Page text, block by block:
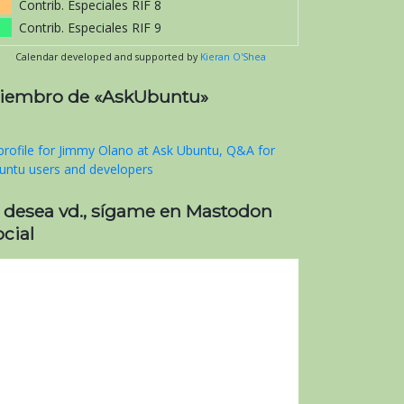
Contrib. Especiales RIF 8
Contrib. Especiales RIF 9
Calendar developed and supported by Kieran O'Shea
de «AskUbuntu»
desea vd., sígame en Mastodon